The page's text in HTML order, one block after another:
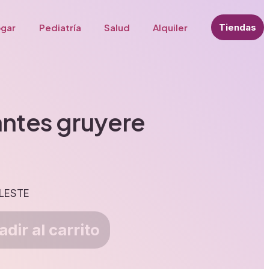
Pediatría Salud Alquiler Tiendas
gruyere
al carrito